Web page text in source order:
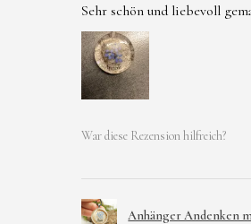
Sehr schön und liebevoll
War diese Rezension hilfreich?
Anhänger Andenken